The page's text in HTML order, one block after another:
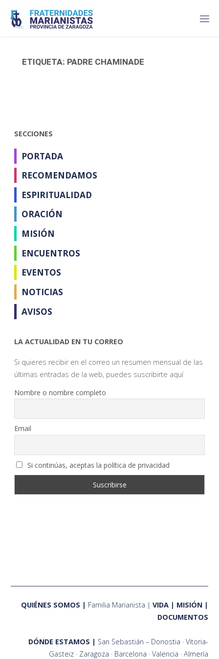
contenido
ETIQUETA: PADRE CHAMINADE
SECCIONES
PORTADA
RECOMENDAMOS
ESPIRITUALIDAD
ORACIÓN
MISIÓN
ENCUENTROS
EVENTOS
NOTICIAS
AVISOS
LA ACTUALIDAD EN TU CORREO
Si quieres recibir en el correo un resumen mensual de las
últimas entradas de la web, puedes suscribirte aquí
Nombre o nombre completo
Email
Si continúas, aceptas la política de privacidad
QUIÉNES SOMOS Familia Marianista VIDA
MISIÓN
DOCUMENTOS
DÓNDE ESTAMOS San Sebastián – Donostia
Vitoria-
Gasteiz
Zaragoza Barcelona Valencia Almería